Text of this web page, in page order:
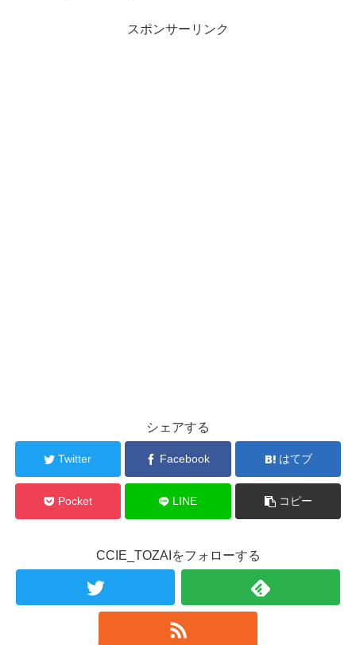
スポンサーリンク
シェアする
Twitter Facebook はてブ
Pocket LINE コピー
CCIE_TOZAIをフォローする